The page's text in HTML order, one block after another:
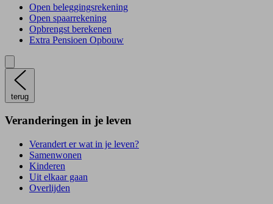
Open beleggingsrekening
Open spaarrekening
Opbrengst berekenen
Extra Pensioen Opbouw
terug
Veranderingen in je leven
Verandert er wat in je leven?
Samenwonen
Kinderen
Uit elkaar gaan
Overlijden